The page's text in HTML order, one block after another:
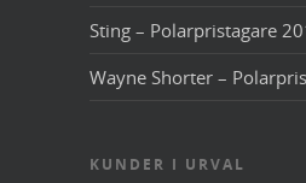
Sting – Polarpristagare
Wayne Shorter –
KUNDER I URVAL